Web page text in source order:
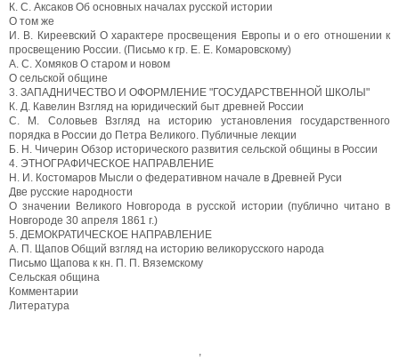
К. С. Аксаков Об основных началах русской истории
О том же
И. В. Киреевский О характере просвещения Европы и о его отношении к
просвещению России. (Письмо к гр. E. Е. Комаровскому)
А. С. Хомяков О старом и новом
О сельской общине
3. ЗАПАДНИЧЕСТВО И ОФОРМЛЕНИЕ "ГОСУДАРСТВЕННОЙ ШКОЛЫ"
К. Д. Кавелин Взгляд на юридический быт древней России
С. М. Соловьев Взгляд на историю установления государственного
порядка в России до Петра Великого. Публичные лекции
Б. Н. Чичерин Обзор исторического развития сельской общины в России
4. ЭТНОГРАФИЧЕСКОЕ НАПРАВЛЕНИЕ
Н. И. Костомаров Мысли о федеративном начале в Древней Руси
Две русские народности
О значении Великого Новгорода в русской истории (публично читано в
Новгороде 30 апреля 1861 г.)
5. ДЕМОКРАТИЧЕСКОЕ НАПРАВЛЕНИЕ
А. П. Щапов Общий взгляд на историю великорусского народа
Письмо Щапова к кн. П. П. Вяземскому
Сельская община
Комментарии
Литература
,